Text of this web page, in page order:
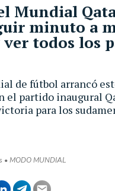
de fútbol arrancó
el partido inaugural
para los
• MODO MUNDIAL
Mundial
minuto a
ver todos los